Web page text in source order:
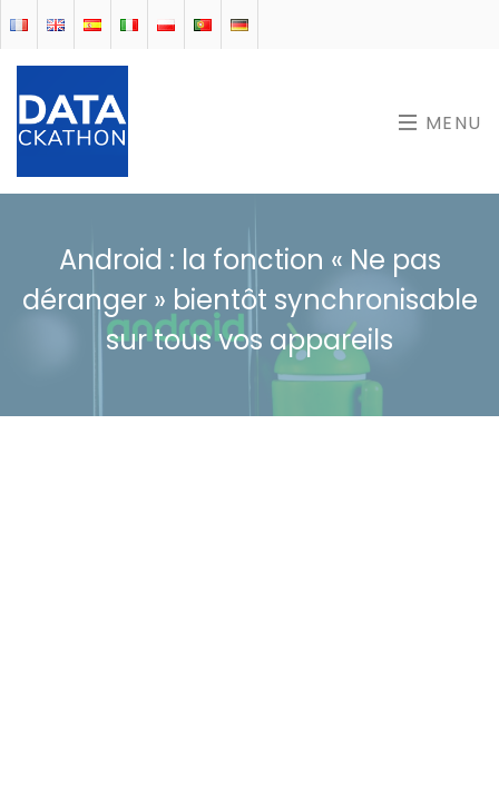
MENU
Android : la fonction « Ne pas
déranger » bientôt synchronisable
sur tous vos appareils